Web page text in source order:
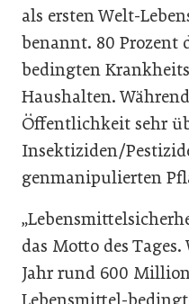
als ersten Welt-
benannt. 80 Prozent
bedingten
Haushalten.
Öffentlichkeit sehr
Insektiziden/
genmanipulierten
das Motto des
Jahr rund 600
Lebensmittel-